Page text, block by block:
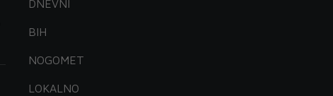
DNEVNI
BIH
NOGOMET
LOKALNO